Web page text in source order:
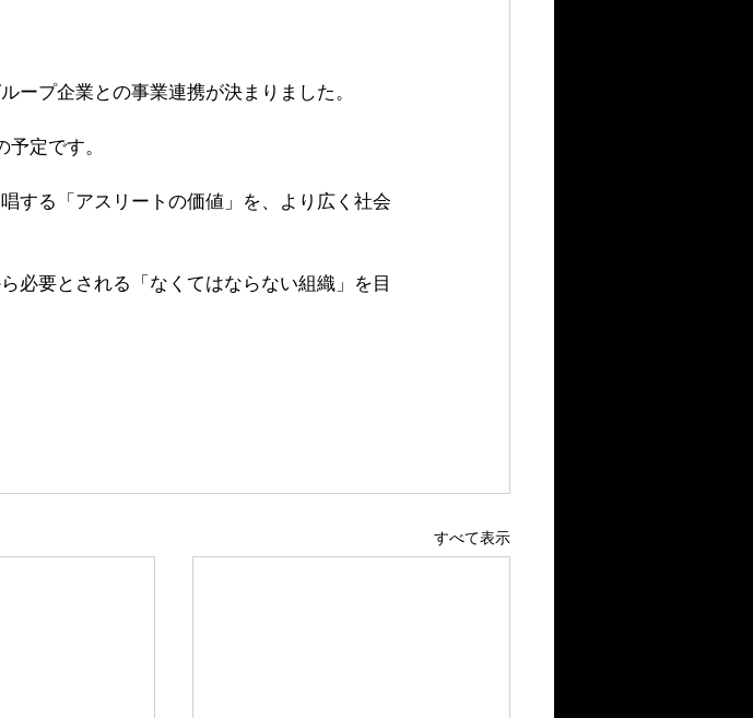
ープ企業との事業連携が決まりました。
定です。
する「アスリートの価値」を、より広く社会
必要とされる「なくてはならない組織」を目
すべて表示